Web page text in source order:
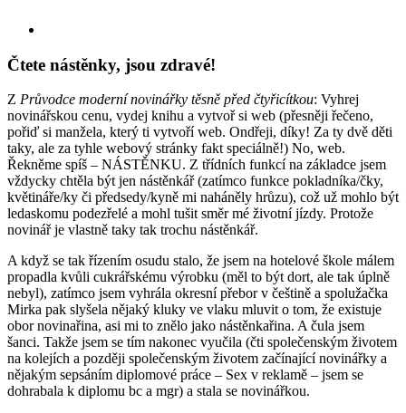
Image
Čtete nástěnky, jsou zdravé!
Z Průvodce moderní novinářky těsně před čtyřicítkou: Vyhrej
novinářskou cenu, vydej knihu a vytvoř si web (přesněji řečeno,
pořiď si manžela, který ti vytvoří web. Ondřeji, díky! Za ty dvě děti
taky, ale za tyhle webový stránky fakt speciálně!) No, web.
Řekněme spíš – NÁSTĚNKU. Z třídních funkcí na základce jsem
vždycky chtěla být jen nástěnkář (zatímco funkce pokladníka/čky,
květináře/ky či předsedy/kyně mi naháněly hrůzu), což už mohlo být
ledaskomu podezřelé a mohl tušit směr mé životní jízdy. Protože
novinář je vlastně taky tak trochu nástěnkář.
A když se tak řízením osudu stalo, že jsem na hotelové škole málem
propadla kvůli cukrářskému výrobku (měl to být dort, ale tak úplně
nebyl), zatímco jsem vyhrála okresní přebor v češtině a spolužačka
Mirka pak slyšela nějaký kluky ve vlaku mluvit o tom, že existuje
obor novinařina, asi mi to znělo jako nástěnkařina. A čula jsem
šanci. Takže jsem se tím nakonec vyučila (čti společenským životem
na kolejích a později společenským životem začínající novinářky a
nějakým sepsáním diplomové práce – Sex v reklamě – jsem se
dohrabala k diplomu bc a mgr) a stala se novinářkou.